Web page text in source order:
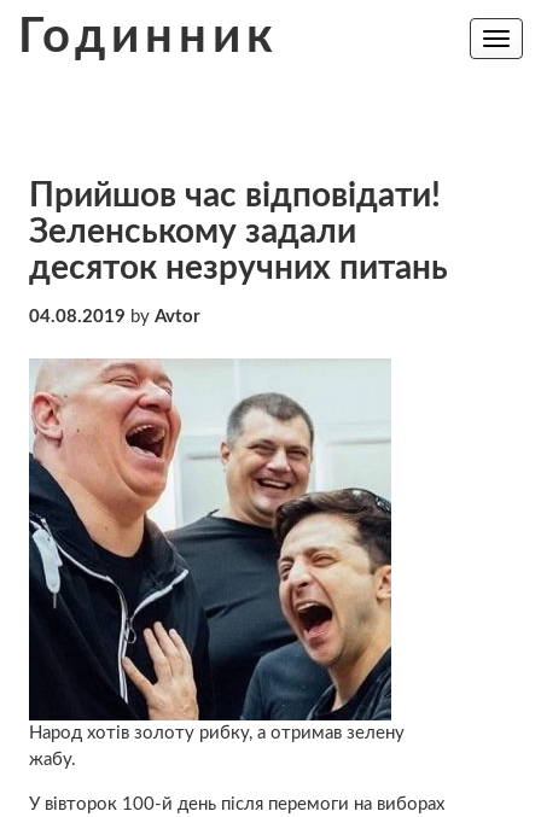
Годинник
Toggle
Прийшов час відповідати!
Зеленському задали
десяток незручних питань
04.08.2019 by Avtor
Народ хотів золоту рибку, а отримав зелену
жабу.
У вівторок 100-й день після перемоги на виборах